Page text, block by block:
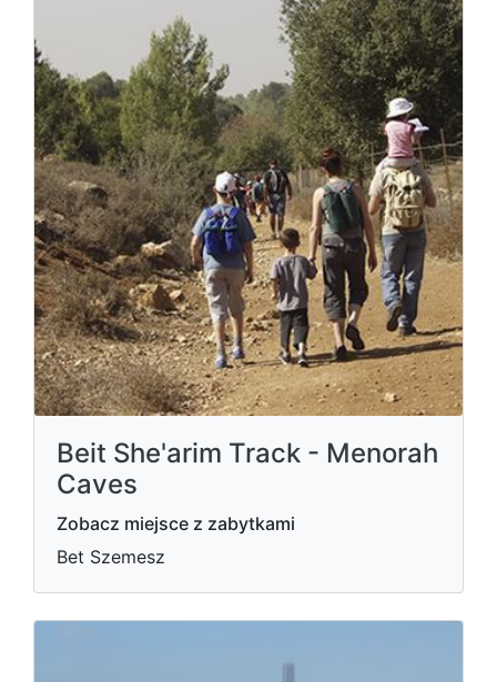
Beit She'arim Track - Menorah
Caves
Zobacz miejsce z zabytkami
Bet Szemesz